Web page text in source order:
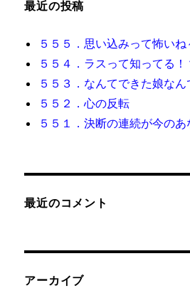
ン
最近の投稿
５５５．思い込みって怖いね
５５４．ラスって知ってる！
５５３．なんてできた娘なん
５５２．心の反転
５５１．決断の連続が今のあ
最近のコメント
アーカイブ